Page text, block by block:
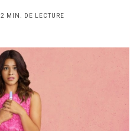
2 MIN. DE LECTURE